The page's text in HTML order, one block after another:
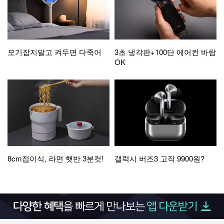
모기잡지말고 켜두면 다죽어
3초 냉각판+100단 에어컨 바람
OK
8cm접이식, 라면 햇반 3분컷! 갤럭시 버즈3 고작 9900원?